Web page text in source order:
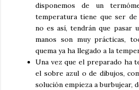
disponemos de un
temperatura tiene que ser
no es así, tendrán que pasar
manos son muy prácticas,
quema ya ha llegado a la
Una vez que el preparado ha
el sobre azul o de dibujos,
solución empieza a burbujear,